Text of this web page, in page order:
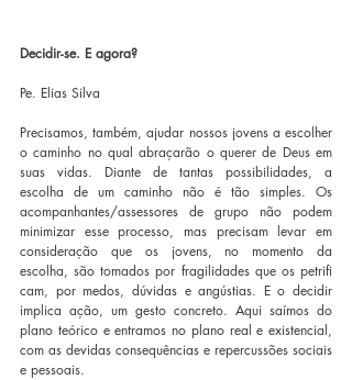
Decidir-se. E agora?
Pe. Elias Silva
Precisamos, também, ajudar nossos jovens a escolher
o caminho no qual abraçarão o querer de Deus em
suas vidas. Diante de tantas possibilidades, a
escolha de um caminho não é tão simples. Os
acompanhantes/assessores de grupo não podem
minimizar esse processo, mas precisam levar em
consideração que os jovens, no momento da
escolha, são tomados por fragilidades que os petrifi
cam, por medos, dúvidas e angústias. E o decidir
implica ação, um gesto concreto. Aqui saímos do
plano teórico e entramos no plano real e existencial,
com as devidas consequências e repercussões sociais
e pessoais.